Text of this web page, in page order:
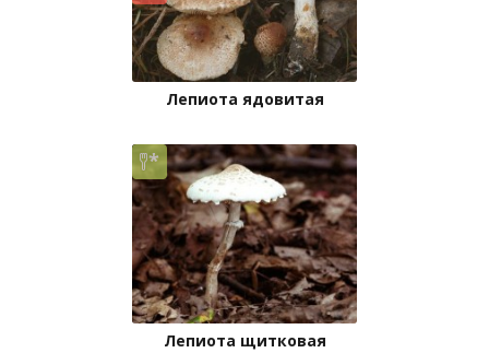
Лепиота ядовитая
Лепиота щитковая